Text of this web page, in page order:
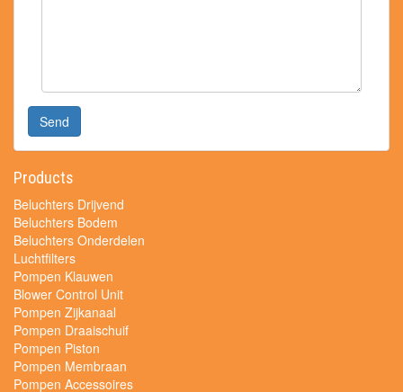
Send
Products
Beluchters Drijvend
Beluchters Bodem
Beluchters Onderdelen
Luchtfilters
Pompen Klauwen
Blower Control Unit
Pompen Zijkanaal
Pompen Draaischuif
Pompen Piston
Pompen Membraan
Pompen Accessoires